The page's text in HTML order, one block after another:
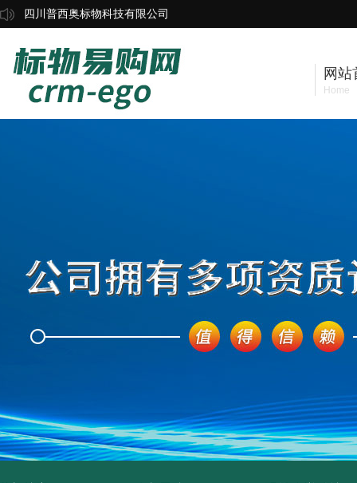
四川普西奥标物科技有限公司
网站
Home